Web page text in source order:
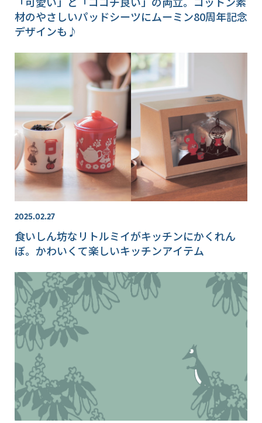
材のやさしいパッドシーツにムーミン80周年記念
デザインも♪
2025.02.27
食いしん坊なリトルミイがキッチンにかくれん
ぼ。かわいくて楽しいキッチンアイテム